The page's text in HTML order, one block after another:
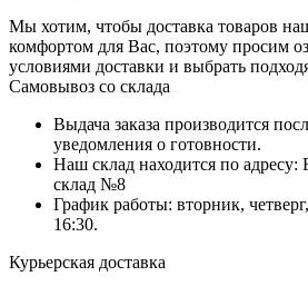
Мы хотим, чтобы доставка товаров
комфортом для Вас, поэтому просим
условиями доставки и выбрать
Самовывоз со склада
Выдача заказа производится
уведомления о готовности.
Наш склад находится по адресу:
склад №8
График работы: вторник,
16:30.
Курьерская доставка